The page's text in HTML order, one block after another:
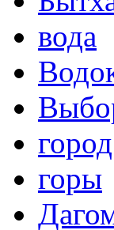
вода
город
горы